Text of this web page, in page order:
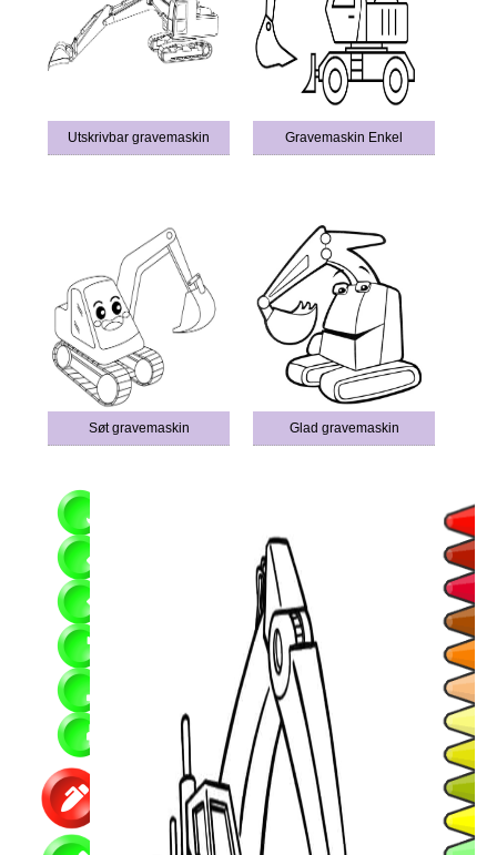
Utskrivbar gravemaskin Gravemaskin Enkel
Søt gravemaskin Glad gravemaskin